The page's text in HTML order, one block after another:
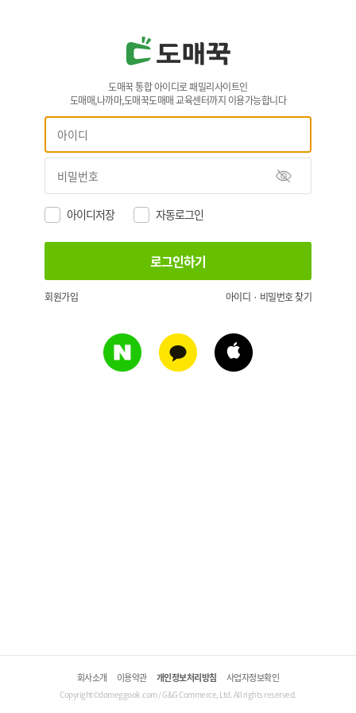
도매꾹 통합 아이디로 패밀리사이트인
도매매,나까마,도매꾹도매매 교육센터까지 이용가능합니다
아이디저장 자동로그인
회원가입 아이디 · 비밀번호 찾기
회사소개 이용약관 개인정보처리방침 사업자정보확인
Copyright©domeggook.com / G&G Commerce, Ltd. All rights reserved.